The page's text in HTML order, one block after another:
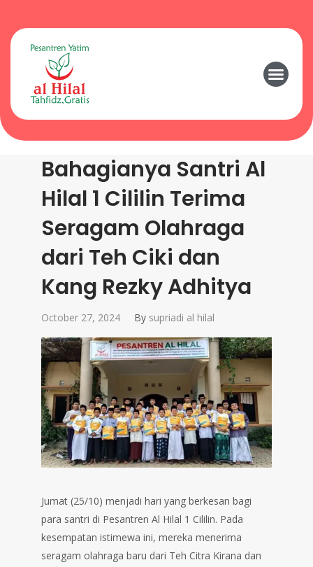
Bahagianya Santri Al
Hilal 1 Cililin Terima
Seragam Olahraga
dari Teh Ciki dan
Kang Rezky Adhitya
October 27, 2024 By supriadi al hilal
Jumat (25/10) menjadi hari yang berkesan bagi
para santri di Pesantren Al Hilal 1 Cililin. Pada
kesempatan istimewa ini, mereka menerima
seragam olahraga baru dari Teh Citra Kirana dan